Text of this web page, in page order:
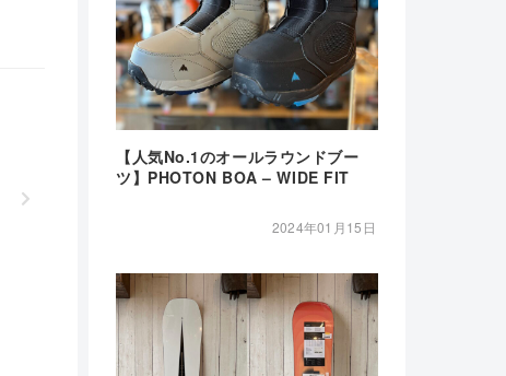
【人気No.1のオールラウンドブー
ツ】PHOTON BOA – WIDE FIT
2024年01月15日